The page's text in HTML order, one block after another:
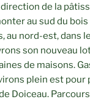
de la
au sud du
au nord-est, dans
son nouveau
de maisons.
plein est pour
Doiceau.